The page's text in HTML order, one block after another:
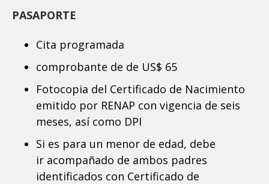
PASAPORTE
Cita programada
comprobante de de US$ 65
Fotocopia del Certificado de Nacimiento
emitido por RENAP con vigencia de seis
meses, así como DPI
Si es para un menor de edad, debe
ir acompañado de ambos padres
identificados con Certificado de